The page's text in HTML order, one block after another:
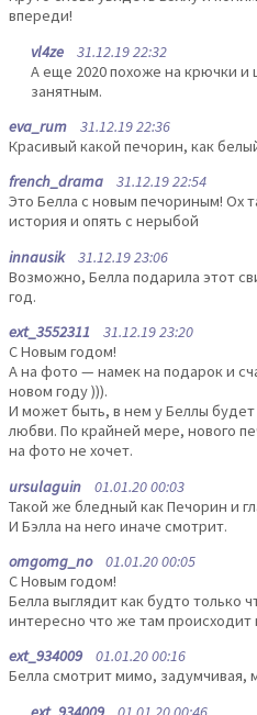
впереди!
vl4ze 31.12.19 22:32
А еще 2020 похоже на крючки и
занятным.
eva_rum 31.12.19 22:36
Красивый какой печорин, как
french_drama 31.12.19 22:54
Это Белла с новым печориным! Ох
история и опять с нерыбой
innausik31.12.19 23:06
Возможно, Белла подарила этот
год.
ext_3552311 31.12.19 23:20
С Новым годом!
А на фото — намек на подарок и
новом году ))).
И может быть, в нем у Беллы будет
любви. По крайней мере, нового
на фото не хочет.
ursulaguin 01.01.20 00:03
Такой же бледный как Печорин и
И Бэлла на него иначе смотрит.
omgomg_no01.01.20 00:05
С Новым годом!
Белла выглядит как будто только
интересно что же там происходит
ext_934009 01.01.20 00:16
Белла смотрит мимо,